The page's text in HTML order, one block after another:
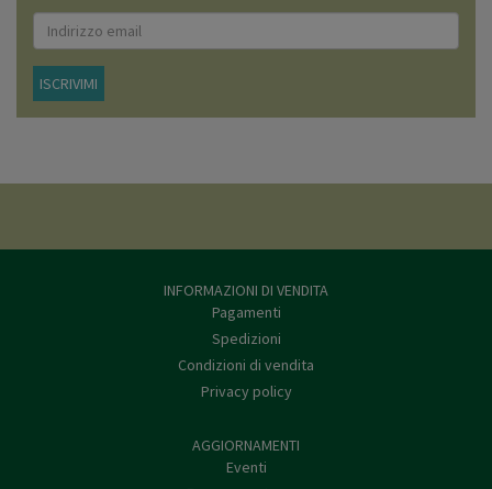
ISCRIVIMI
INFORMAZIONI DI VENDITA
Pagamenti
Spedizioni
Condizioni di vendita
Privacy policy
AGGIORNAMENTI
Eventi